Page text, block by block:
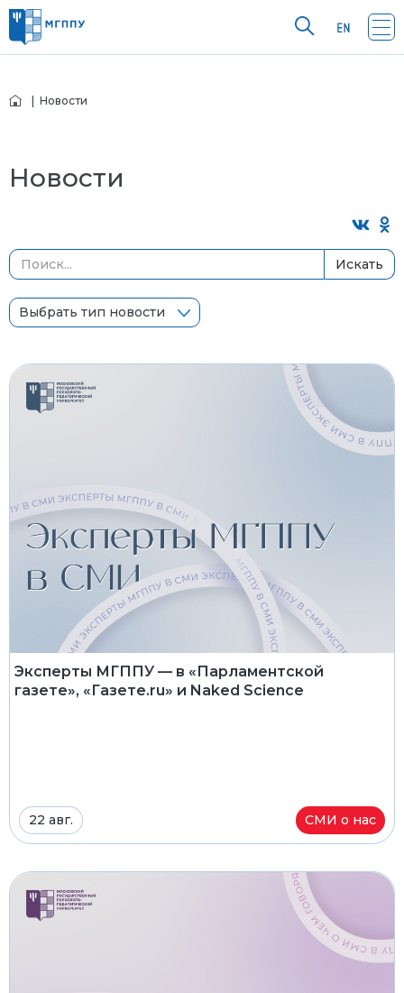
| Новости
Новости
Искать
Выбрать тип новости
Эксперты МГППУ — в «Парламентской
газете», «Газете.ru» и Naked Science
22 авг. СМИ о нас